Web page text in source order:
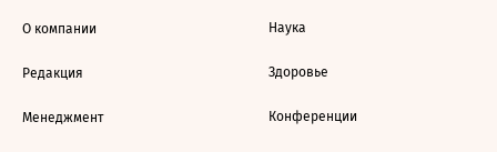
О компании
Редакция
Менеджмент
Наука
Здоровье
Конференции